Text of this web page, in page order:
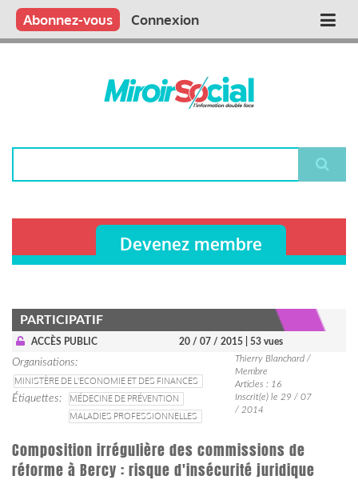
Aller
contenu
Main
Qui sommes nous ?
Vous publiez
Nous publions
Contactez-nous
Abonnez-vous Connexion
Devenez membre
PARTICIPATIF
ACCÈS PUBLIC 20 / 07 / 2015 | 53 vues
Organisations
MINISTÈRE DE L'ECONOMIE ET DES FINANCES
Étiquettes
MÉDECINE DE PRÉVENTION
MALADIES PROFESSIONNELLES
Thierry Blanchard /
Membre
Articles : 16
Inscrit(e) le 29 / 07
/ 2014
Composition irrégulière des commissions de
réforme à Bercy : risque d'insécurité juridique